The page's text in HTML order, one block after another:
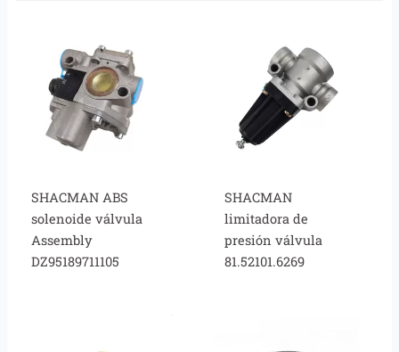
SHACMAN ABS
solenoide válvula
Assembly
DZ95189711105
SHACMAN
limitadora de
presión válvula
81.52101.6269